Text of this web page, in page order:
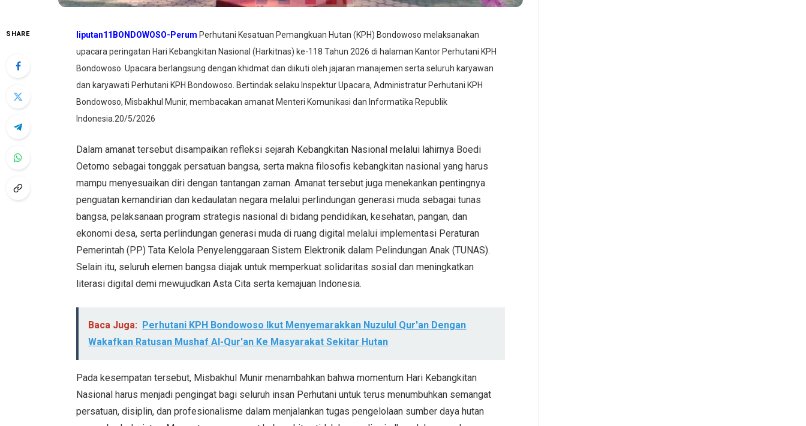
SHARE liputan11BONDOWOSO-Perum Perhutani Kesatuan Pemangkuan Hutan (KPH) Bondowoso melaksanakan
upacara peringatan Hari Kebangkitan Nasional (Harkitnas) ke-118 Tahun 2026 di halaman Kantor Perhutani KPH
Bondowoso. Upacara berlangsung dengan khidmat dan diikuti oleh jajaran manajemen serta seluruh karyawan
dan karyawati Perhutani KPH Bondowoso. Bertindak selaku Inspektur Upacara, Administratur Perhutani KPH
Bondowoso, Misbakhul Munir, membacakan amanat Menteri Komunikasi dan Informatika Republik
Indonesia.20/5/2026
Dalam amanat tersebut disampaikan refleksi sejarah Kebangkitan Nasional melalui lahirnya Boedi
Oetomo sebagai tonggak persatuan bangsa, serta makna filosofis kebangkitan nasional yang harus
mampu menyesuaikan diri dengan tantangan zaman. Amanat tersebut juga menekankan pentingnya
penguatan kemandirian dan kedaulatan negara melalui perlindungan generasi muda sebagai tunas
bangsa, pelaksanaan program strategis nasional di bidang pendidikan, kesehatan, pangan, dan
ekonomi desa, serta perlindungan generasi muda di ruang digital melalui implementasi Peraturan
Pemerintah (PP) Tata Kelola Penyelenggaraan Sistem Elektronik dalam Pelindungan Anak (TUNAS).
Selain itu, seluruh elemen bangsa diajak untuk memperkuat solidaritas sosial dan meningkatkan
literasi digital demi mewujudkan Asta Cita serta kemajuan Indonesia.
Baca Juga: Perhutani KPH Bondowoso Ikut Menyemarakkan Nuzulul Qur'an Dengan
Wakafkan Ratusan Mushaf Al-Qur'an Ke Masyarakat Sekitar Hutan
Pada kesempatan tersebut, Misbakhul Munir menambahkan bahwa momentum Hari Kebangkitan
Nasional harus menjadi pengingat bagi seluruh insan Perhutani untuk terus menumbuhkan semangat
persatuan, disiplin, dan profesionalisme dalam menjalankan tugas pengelolaan sumber daya hutan